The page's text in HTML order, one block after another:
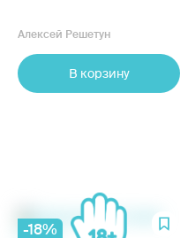
Алексей Решетун
В корзину
-18%